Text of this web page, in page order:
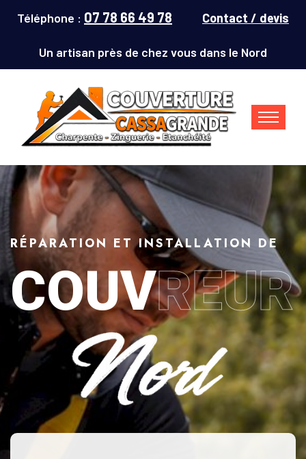
Téléphone : 07 78 66 49 78 Contact / devis
Un artisan près de chez vous dans le Nord
RÉPARATION ET INSTALLATION DE
Couvreur Denain (59220) :
COUVREUR